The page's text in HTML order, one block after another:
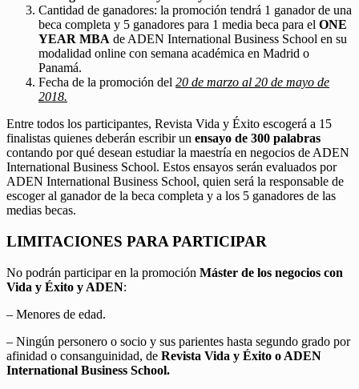
Cantidad de ganadores: la promoción tendrá 1 ganador de una
beca completa y 5 ganadores para 1 media beca para el ONE
YEAR MBA de ADEN International Business School en su
modalidad online con semana académica en Madrid o
Panamá.
Fecha de la promoción del 20 de marzo al 20 de mayo de
2018.
Entre todos los participantes, Revista Vida y Éxito escogerá a 15
finalistas quienes deberán escribir un ensayo de 300 palabras
contando por qué desean estudiar la maestría en negocios de ADEN
International Business School. Estos ensayos serán evaluados por
ADEN International Business School, quien será la responsable de
escoger al ganador de la beca completa y a los 5 ganadores de las
medias becas.
LIMITACIONES PARA PARTICIPAR
No podrán participar en la promoción Máster de los negocios con
Vida y Éxito y ADEN:
– Menores de edad.
– Ningún personero o socio y sus parientes hasta segundo grado por
afinidad o consanguinidad, de Revista Vida y Éxito o ADEN
International Business School.